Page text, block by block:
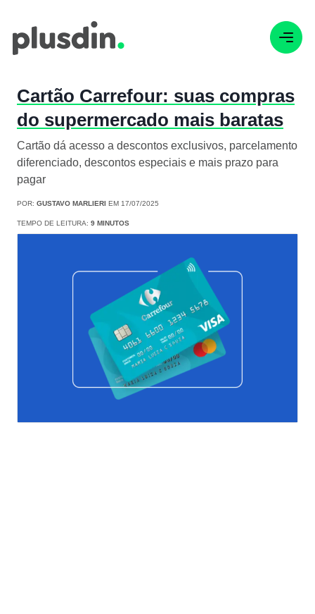
Cartão Carrefour: suas compras
do supermercado mais baratas
Cartão dá acesso a descontos exclusivos, parcelamento
diferenciado, descontos especiais e mais prazo para
pagar
POR: GUSTAVO MARLIERI EM 17/07/2025
TEMPO DE LEITURA: 9 MINUTOS